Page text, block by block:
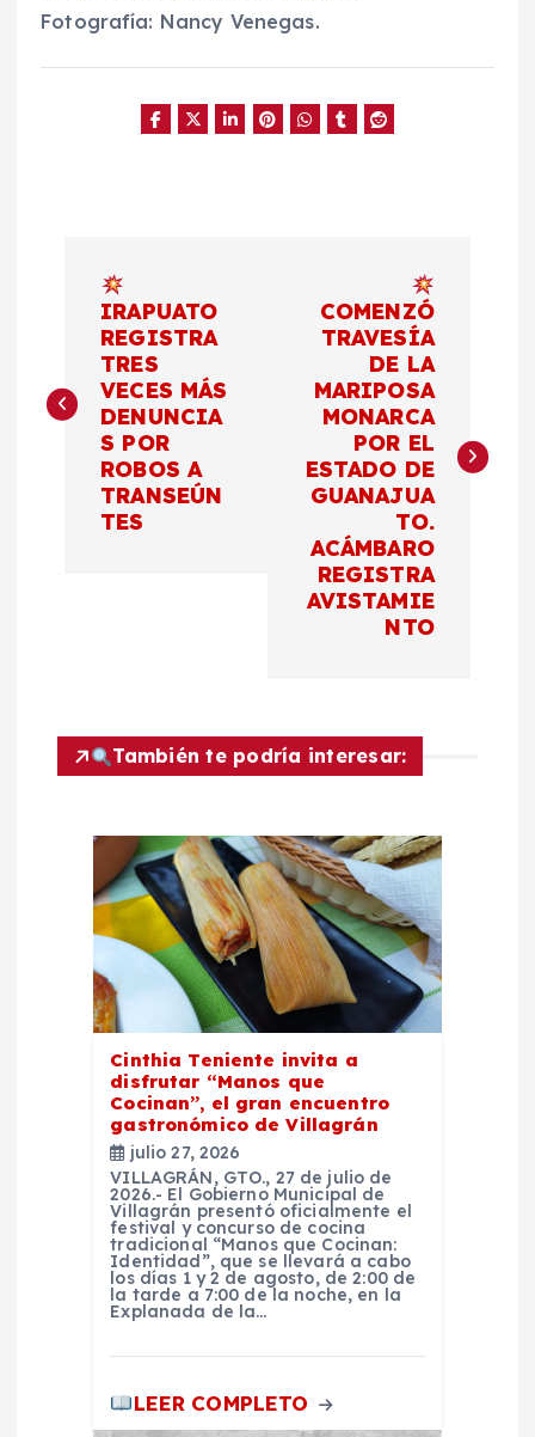
Fotografía: Nancy Venegas.
v
e
ó
n
IRAPUATO
REGISTRA
TRES
VECES MÁS
DENUNCIA
S POR
ROBOS A
TRANSEÚN
TES
COMENZÓ
TRAVESÍA
DE LA
MARIPOSA
MONARCA
POR EL
ESTADO DE
GUANAJUA
TO.
ACÁMBARO
REGISTRA
AVISTAMIE
NTO
También te podría interesar:
Cinthia Teniente invita a
disfrutar “Manos que
Cocinan”, el gran encuentro
gastronómico de Villagrán
julio 27, 2026
VILLAGRÁN, GTO., 27 de julio de
2026.- El Gobierno Municipal de
Villagrán presentó oficialmente el
festival y concurso de cocina
tradicional “Manos que Cocinan:
Identidad”, que se llevará a cabo
los días 1 y 2 de agosto, de 2:00 de
la tarde a 7:00 de la noche, en la
Explanada de la…
LEER COMPLETO